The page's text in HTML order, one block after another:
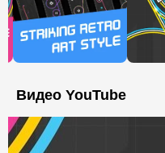
Видео YouTube